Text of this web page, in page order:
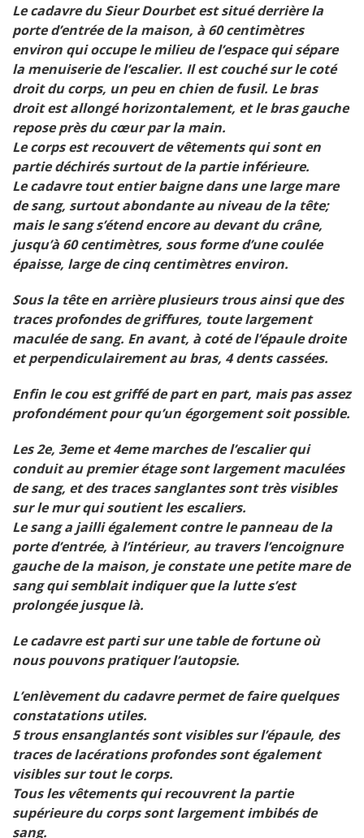
Le cadavre du Sieur Dourbet est situé derrière la
porte d’entrée de la maison, à 60 centimètres
environ qui occupe le milieu de l’espace qui sépare
la menuiserie de l’escalier. Il est couché sur le coté
droit du corps, un peu en chien de fusil. Le bras
droit est allongé horizontalement, et le bras gauche
repose près du cœur par la main.
Le corps est recouvert de vêtements qui sont en
partie déchirés surtout de la partie inférieure.
Le cadavre tout entier baigne dans une large mare
de sang, surtout abondante au niveau de la tête;
mais le sang s’étend encore au devant du crâne,
jusqu’à 60 centimètres, sous forme d’une coulée
épaisse, large de cinq centimètres environ.
Sous la tête en arrière plusieurs trous ainsi que des
traces profondes de griffures, toute largement
maculée de sang. En avant, à coté de l’épaule droite
et perpendiculairement au bras, 4 dents cassées.
Enfin le cou est griffé de part en part, mais pas assez
profondément pour qu’un égorgement soit possible.
Les 2e, 3eme et 4eme marches de l’escalier qui
conduit au premier étage sont largement maculées
de sang, et des traces sanglantes sont très visibles
sur le mur qui soutient les escaliers.
Le sang a jailli également contre le panneau de la
porte d’entrée, à l’intérieur, au travers l’encoignure
gauche de la maison, je constate une petite mare de
sang qui semblait indiquer que la lutte s’est
prolongée jusque là.
Le cadavre est parti sur une table de fortune où
nous pouvons pratiquer l’autopsie.
L’enlèvement du cadavre permet de faire quelques
constatations utiles.
5 trous ensanglantés sont visibles sur l’épaule, des
traces de lacérations profondes sont également
visibles sur tout le corps.
Tous les vêtements qui recouvrent la partie
supérieure du corps sont largement imbibés de
sang.